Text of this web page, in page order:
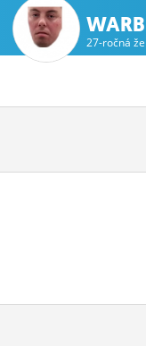
27-ročná